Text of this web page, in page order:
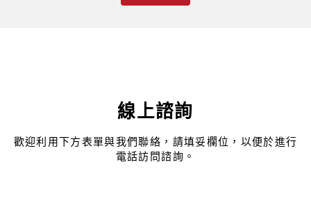
線上諮詢
歡迎利用下方表單與我們聯絡，請填妥欄位，以便於進行
電話訪問諮詢。